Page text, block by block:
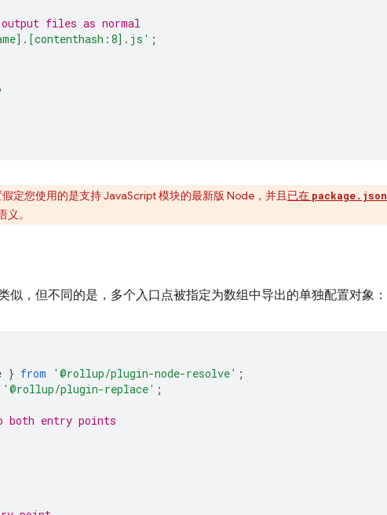
files as normal
;
,
假定您使用的是支持 JavaScript 模块的最新版 Node，并且 已在 package.json
义。
似，但不同的是，多个入口点被指定为数组中导出的单独配置对象：
} from '@rollup/plugin-node-resolve' ;
'@rollup/plugin-replace' ;
both entry points